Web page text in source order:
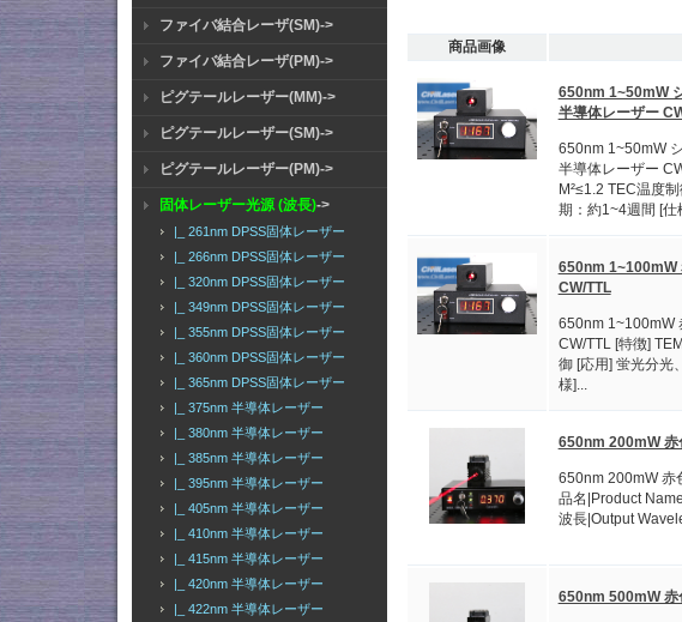
ファイバ結合レーザ(SM)->
ファイバ結合レーザ(PM)->
ピグテールレーザー(MM)->
ピグテールレーザー(SM)->
ピグテールレーザー(PM)->
固体レーザー光源 (波長)->
|_ 261nm DPSS固体レーザー
|_ 266nm DPSS固体レーザー
|_ 320nm DPSS固体レーザー
|_ 349nm DPSS固体レーザー
|_ 355nm DPSS固体レーザー
|_ 360nm DPSS固体レーザー
|_ 365nm DPSS固体レーザー
|_ 375nm 半導体レーザー
|_ 380nm 半導体レーザー
|_ 385nm 半導体レーザー
|_ 395nm 半導体レーザー
|_ 405nm 半導体レーザー
|_ 410nm 半導体レーザー
|_ 415nm 半導体レーザー
|_ 420nm 半導体レーザー
|_ 422nm 半導体レーザー
商品画像
650nm 1~50mW
半導体レーザー
650nm 1~50mW
半導体レーザー
M²≤1.2 TEC温度
期：約1~4週間 [仕
650nm 1~100mW
CW/TTL
650nm 1~100mW
CW/TTL [特徴]
御 [応用] 蛍光分光
様]...
650nm 200mW 赤
650nm 200mW 赤
品名|Product
波長|Output
650nm 500mW 赤